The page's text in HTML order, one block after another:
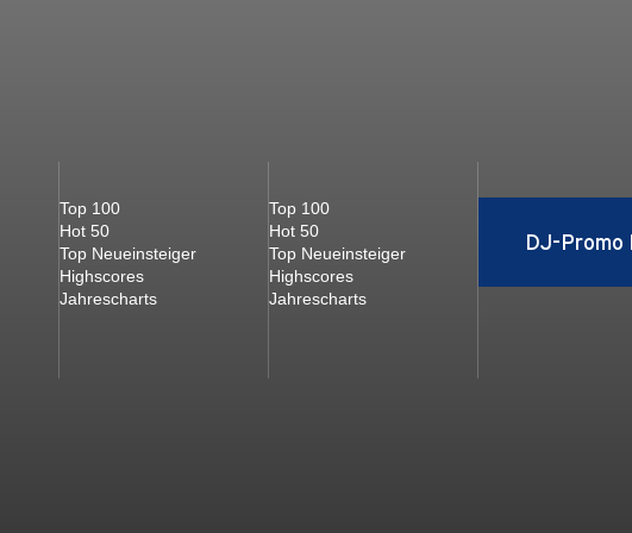
Top 100
Hot 50
Top Neueinsteiger
Highscores
Jahrescharts
Top 100
Hot 50
Top Neueinsteiger
Highscores
Jahrescharts
DJ-Promo